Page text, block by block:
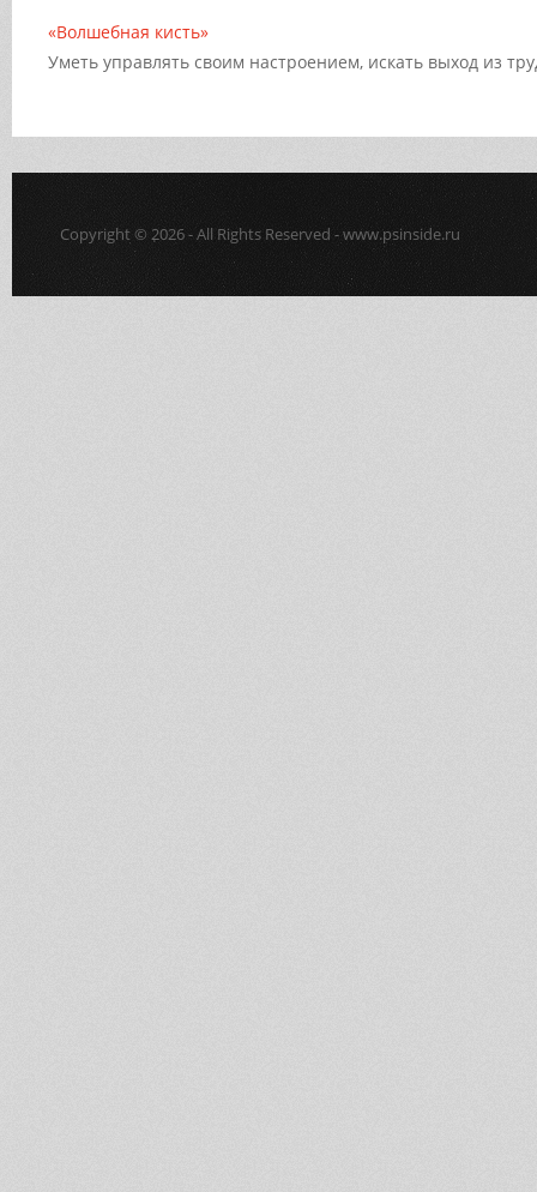
«Волшебная кисть»
Уметь управлять своим настроением, искать выход из
Copyright © 2026 - All Rights Reserved - www.psinside.ru